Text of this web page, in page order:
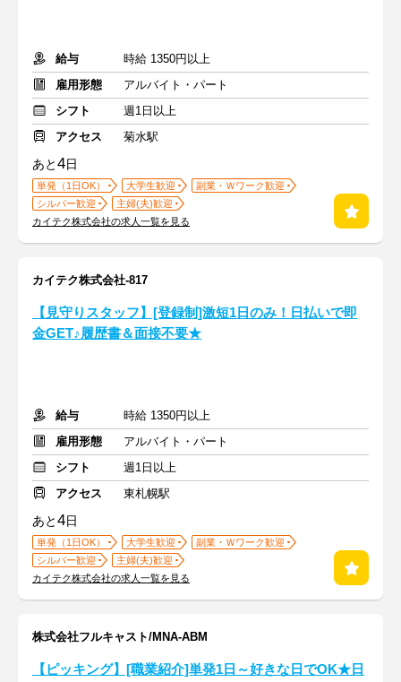
給与
時給 1350円以上
雇用形態
アルバイト・パート
シフト
週1日以上
アクセス
菊水駅
あと4日
単発（1日OK） 大学生歓迎
副業・Ｗワーク歓迎
シルバー歓迎
主婦(夫)歓迎
カイテク株式会社の求人一覧を見る
カイテク株式会社-817
【見守りスタッフ】[登録制]激短1日のみ！日払いで即
金GET♪履歴書＆面接不要★
給与
時給 1350円以上
雇用形態
アルバイト・パート
シフト
週1日以上
アクセス
東札幌駅
あと4日
単発（1日OK） 大学生歓迎
副業・Ｗワーク歓迎
シルバー歓迎
主婦(夫)歓迎
カイテク株式会社の求人一覧を見る
株式会社フルキャスト/MNA-ABM
【ピッキング】[職業紹介]単発1日～好きな日でOK★日